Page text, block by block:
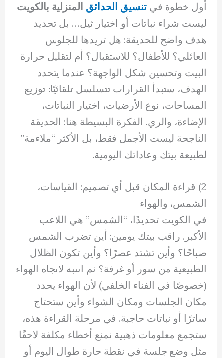
أول خطوة في تنسيق الحدائق المنزلية بالكويت
ليست شراء نباتات أو اختيار ثيل… بل تحديد
هدف واضح للحديقة: هل تريدها للجلوس
العائلي؟ للأطفال؟ للاستقبال؟ أم لتقليل حرارة
البيت وتحسين شكل الواجهة؟ عندما يتحدد
الهدف، ستبدأ القرارات تتسلسل تلقائيًا: توزيع
المساحات، نوع الأرضيات، اختيار النباتات،
الإضاءة، والري. الفكرة البسيطة هنا: الحديقة
الناجحة ليست الأجمل فقط، بل الأكثر “ملاءمة”
لطبيعة بيتك وعاداتك اليومية.
2) قراءة المكان قبل أي تصميم: القياسات،
الشمس، والهواء
في الكويت تحديدًا، “الشمس” هي اللاعب
الأكبر. راقب بيتك يومين: أين تضرب الشمس
صباحًا؟ وأين تشتد عصرًا؟ وأين تكون الظلال
الطبيعية من سور أو غرفة؟ ثم انتبه لاتجاه الهواء
(خصوصًا في الفناء الخلفي) لأن الهواء يحدد
مكان الجلسات ومكان الشواء وأين ستحتاج
ساترًا أو نباتات حاجبة. في مرحلة القراءة هذه،
ستجمع معلومات ذهبية تمنع أخطاء مكلفة لاحقًا
مثل وضع جلسة في نقطة حارة طوال اليوم أو